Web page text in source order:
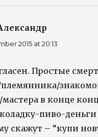
2015 at 20:13
Простые
мастера в конце
пиво-деньги
скажут – “купи